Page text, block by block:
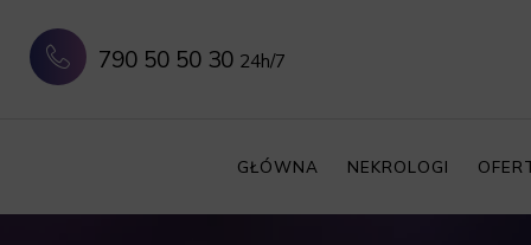
790 50 50 30 24h/7
GŁÓWNA NEKROLOGI